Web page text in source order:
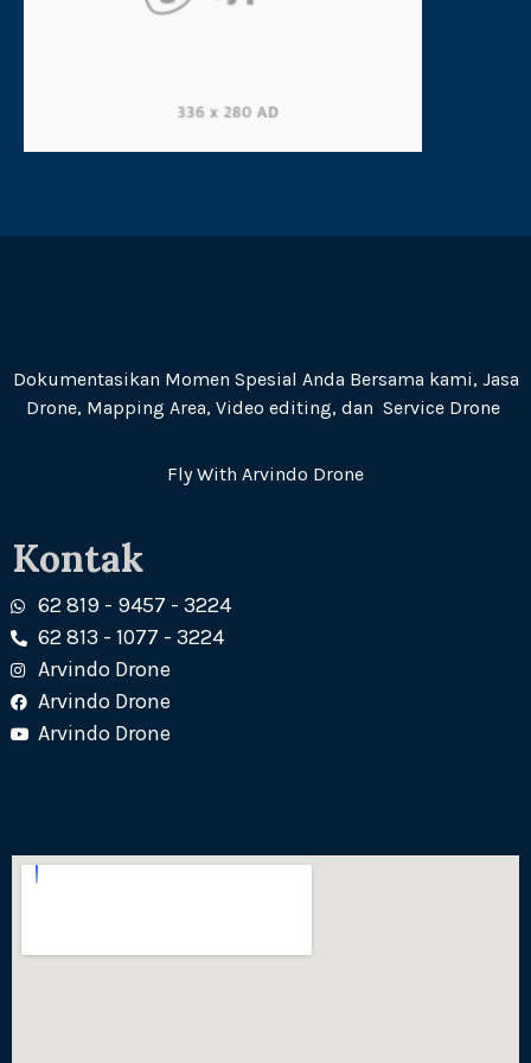
Dokumentasikan Momen Spesial Anda Bersama kami, Jasa
Drone, Mapping Area, Video editing, dan Service Drone
Fly With Arvindo Drone
Kontak
62 819 - 9457 - 3224
62 813 - 1077 - 3224
Arvindo Drone
Arvindo Drone
Arvindo Drone